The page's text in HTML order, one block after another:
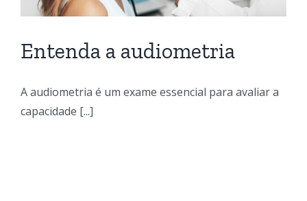
Entenda a audiometria
A audiometria é um exame essencial para avaliar a
capacidade [...]